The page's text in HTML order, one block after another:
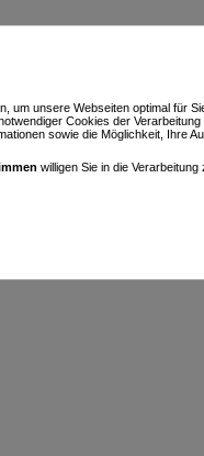
um unsere Webseiten optimal für
Cookies der
sowie die Möglichkeit, Ihre
willigen Sie in die